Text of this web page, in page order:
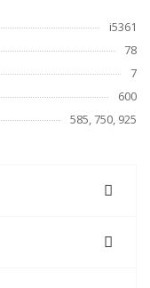
i5361
78
7
600
585, 750, 925